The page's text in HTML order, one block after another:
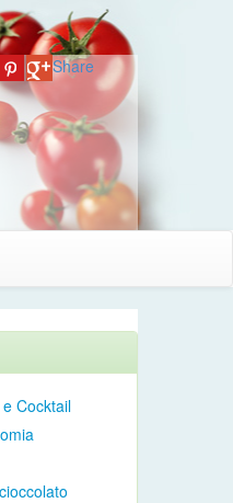
Share
Cocktail